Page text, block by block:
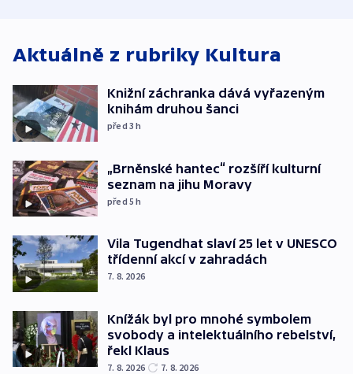
Aktuálně z rubriky Kultura
Knižní záchranka dává vyřazeným
knihám druhou šanci
před 3h
„Brněnské hantec“ rozšíří kulturní
seznam na jihu Moravy
před 5h
Vila Tugendhat slaví 25 let v UNESCO
třídenní akcí v zahradách
7. 8. 2026
Knížák byl pro mnohé symbolem
svobody a intelektuálního rebelství,
řekl Klaus
7. 8. 2026 7. 8. 2026